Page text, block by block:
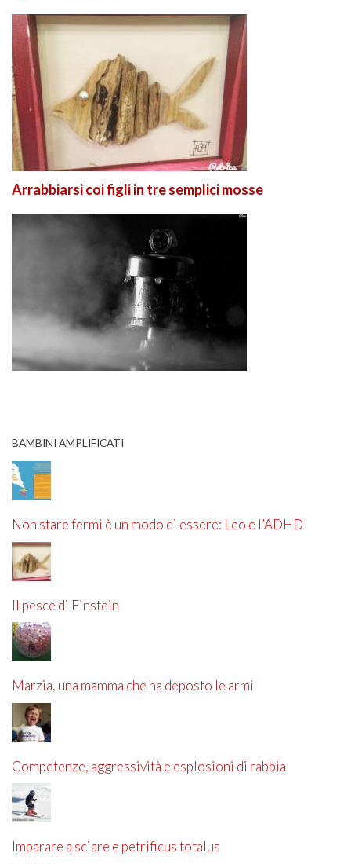
Arrabbiarsi coi figli in tre semplici mosse
BAMBINI AMPLIFICATI
Non stare fermi è un modo di essere: Leo e l’ADHD
Il pesce di Einstein
Marzia, una mamma che ha deposto le armi
Competenze, aggressività e esplosioni di rabbia
Imparare a sciare e petrificus totalus